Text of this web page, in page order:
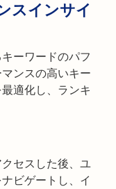
スインサイ
ーワードのパフ
ンスの高いキー
適化し、ランキ
セスした後、ユ
ビゲートし、イ